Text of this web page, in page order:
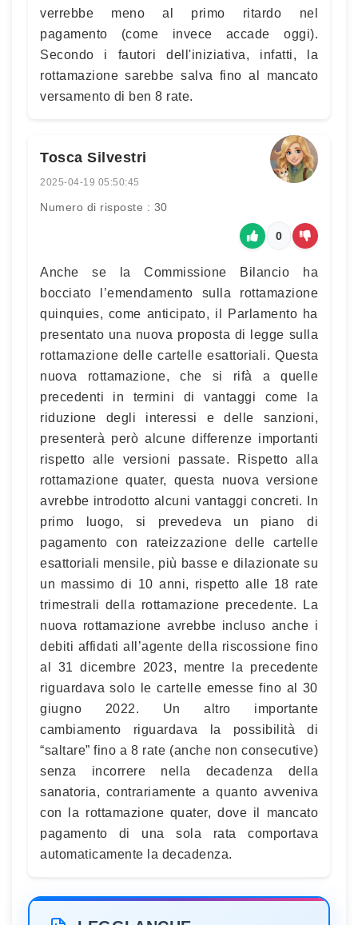
verrebbe meno al primo ritardo nel
pagamento (come invece accade oggi).
Secondo i fautori dell'iniziativa, infatti, la
rottamazione sarebbe salva fino al mancato
versamento di ben 8 rate.
Tosca Silvestri
2025-04-19 05:50:45
Numero di risposte : 30
0
Anche se la Commissione Bilancio ha
bocciato l’emendamento sulla rottamazione
quinquies, come anticipato, il Parlamento ha
presentato una nuova proposta di legge sulla
rottamazione delle cartelle esattoriali. Questa
nuova rottamazione, che si rifà a quelle
precedenti in termini di vantaggi come la
riduzione degli interessi e delle sanzioni,
presenterà però alcune differenze importanti
rispetto alle versioni passate. Rispetto alla
rottamazione quater, questa nuova versione
avrebbe introdotto alcuni vantaggi concreti. In
primo luogo, si prevedeva un piano di
pagamento con rateizzazione delle cartelle
esattoriali mensile, più basse e dilazionate su
un massimo di 10 anni, rispetto alle 18 rate
trimestrali della rottamazione precedente. La
nuova rottamazione avrebbe incluso anche i
debiti affidati all’agente della riscossione fino
al 31 dicembre 2023, mentre la precedente
riguardava solo le cartelle emesse fino al 30
giugno 2022. Un altro importante
cambiamento riguardava la possibilità di
“saltare” fino a 8 rate (anche non consecutive)
senza incorrere nella decadenza della
sanatoria, contrariamente a quanto avveniva
con la rottamazione quater, dove il mancato
pagamento di una sola rata comportava
automaticamente la decadenza.